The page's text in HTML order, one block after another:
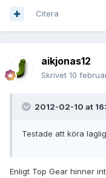
Citera
aikjonas12
Skrivet 10
2012-02-10 at
Testade att köra
Enligt Top Gear hinner